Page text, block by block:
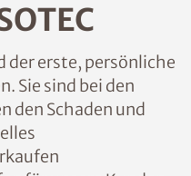
der erste, persönliche
Sie sind bei den
den Schaden und